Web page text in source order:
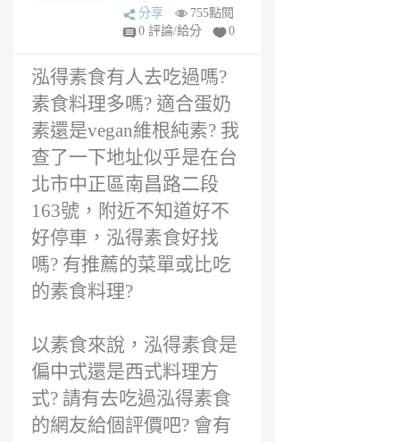
6
年
分享
755點閱
0 評論/給分
0
泓得素食有人去吃過嗎?
素食料理多嗎? 適合蛋奶
素還是vegan維根純素? 我
查了一下地址似乎是在台
北市中正區南昌路二段
163號，附近不知道好不
好停車，泓得素食好找
嗎? 有推薦的菜單或比吃
的素食料理?
以素食來說，泓得素食是
偏中式還是西式料理方
式? 請有去吃過泓得素食
的網友給個評價吧? 會有